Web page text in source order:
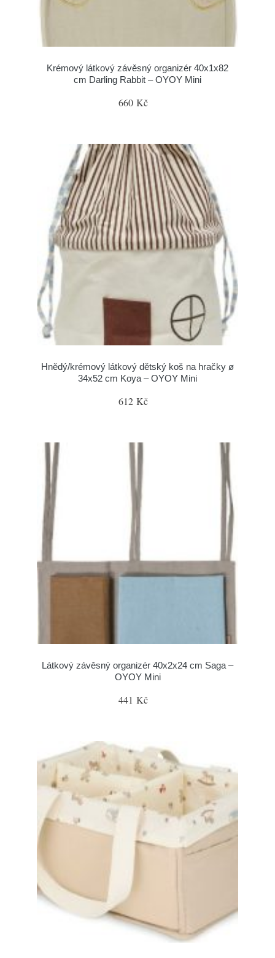
Krémový látkový závěsný organizér 40x1x82
cm Darling Rabbit – OYOY Mini
660 Kč
Hnědý/krémový látkový dětský koš na hračky ø
34x52 cm Koya – OYOY Mini
612 Kč
Látkový závěsný organizér 40x2x24 cm Saga –
OYOY Mini
441 Kč